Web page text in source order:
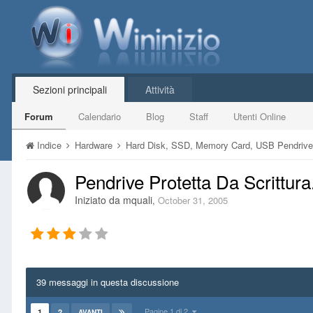
Sezioni principali
Forum Calendario Blog Staff Utenti Online
Attività
Indice Hardware Hard Disk, SSD, Memory Card, USB Pendrive
Pendrive Protetta Da
Iniziato da mquali, October 31, 2005
39 messaggi in questa discussione